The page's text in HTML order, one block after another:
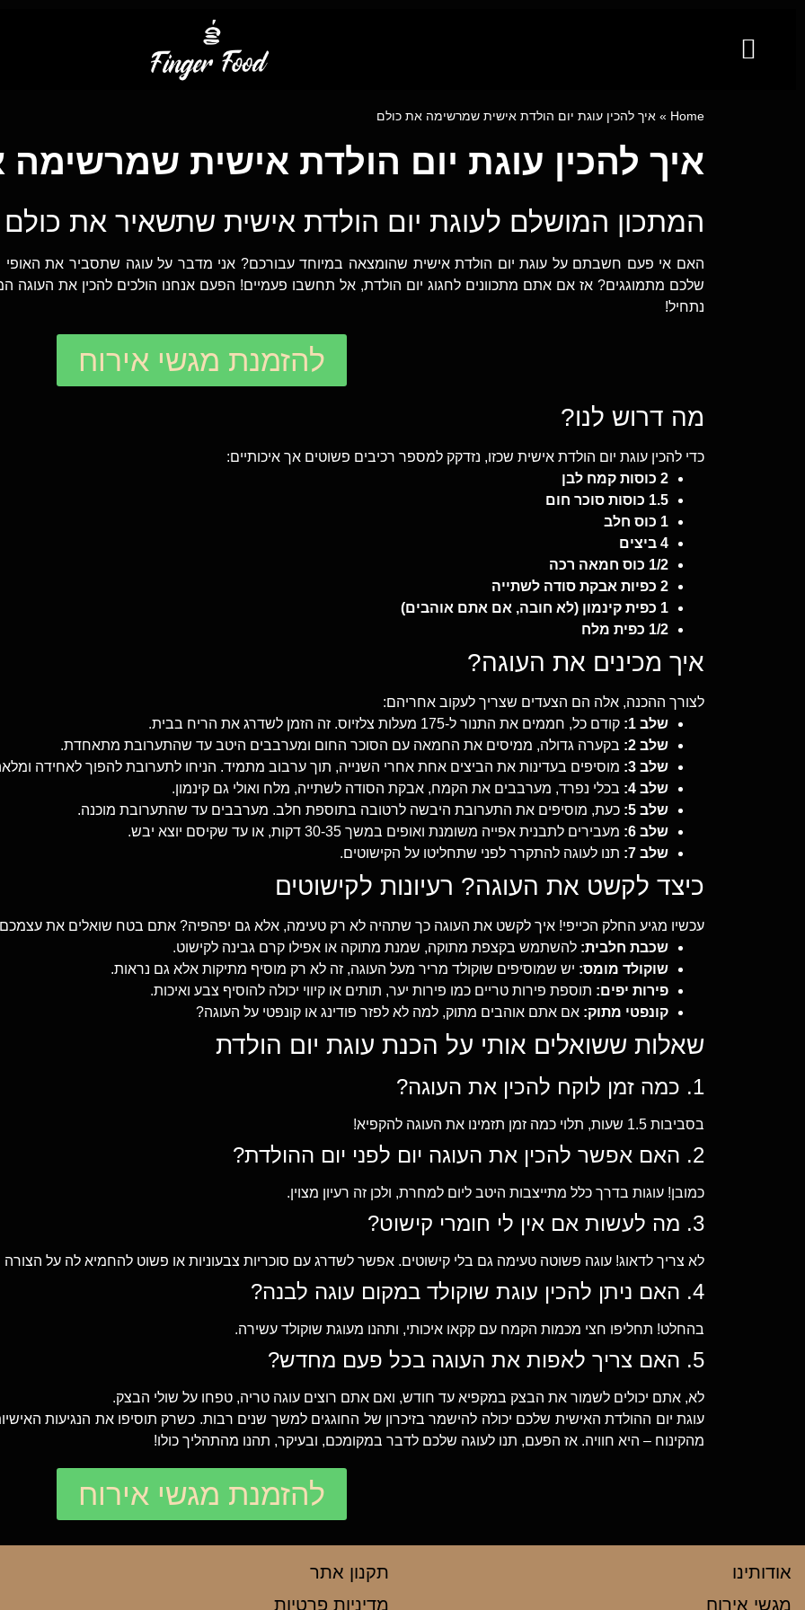
Home
» איך להכין עוגת יום הולדת אישית שמרשימה את כולם
איך להכין עוגת יום הולדת אישית
המתכון המושלם לעוגת יום הולדת אישית שתשאיר את כולם
האם אי פעם חשבתם על עוגת יום הולדת אישית שהומצאה במיוחד עבורכם? אני מדבר על עוגה שתסביר את האופי
שלכם מתמוגגים? אז אם אתם מתכוונים לחגוג יום הולדת, אל תחשבו פעמיים! הפעם אנחנו הולכים להכין את
נתחיל!
להזמנת מגשי אירוח
מה דרוש לנו?
כדי להכין עוגת יום הולדת אישית שכזו, נזדקק למספר רכיבים פשוטים אך איכותיים:
2 כוסות קמח לבן
1.5 כוסות סוכר חום
1 כוס חלב
4 ביצים
1/2 כוס חמאה רכה
2 כפיות אבקת סודה לשתייה
1 כפית קינמון (לא חובה, אם אתם אוהבים)
1/2 כפית מלח
איך מכינים את העוגה?
לצורך ההכנה, אלה הם הצעדים שצריך לעקוב אחריהם:
שלב 1:
קודם כל, חממים את התנור ל-175 מעלות צלזיוס. זה הזמן לשדרג את הריח בבית.
שלב 2:
בקערה גדולה, ממיסים את החמאה עם הסוכר החום ומערבבים היטב עד שהתערובת מתאחדת.
שלב 3:
מוסיפים בעדינות את הביצים אחת אחרי השנייה, תוך ערבוב מתמיד. הניחו לתערובת להפוך לאחידה
שלב 4:
בכלי נפרד, מערבבים את הקמח, אבקת הסודה לשתייה, מלח ואולי גם קינמון.
שלב 5:
כעת, מוסיפים את התערובת היבשה לרטובה בתוספת חלב. מערבבים עד שהתערובת מוכנה.
שלב 6:
מעבירים לתבנית אפייה משומנת ואופים במשך 30-35 דקות, או עד שקיסם יוצא יבש.
שלב 7:
תנו לעוגה להתקרר לפני שתחליטו על הקישוטים.
כיצד לקשט את העוגה? רעיונות לקישוטים
עכשיו מגיע החלק הכייפי! איך לקשט את העוגה כך שתהיה לא רק טעימה, אלא גם יפהפיה? אתם בטח שואלים את
שכבת חלבית: להשתמש בקצפת מתוקה, שמנת מתוקה או אפילו קרם גבינה לקישוט.
שוקולד מומס: יש שמוסיפים שוקולד מריר מעל העוגה, זה לא רק מוסיף מתיקות אלא גם נראות.
פירות יפים: תוספת פירות טריים כמו פירות יער, תותים או קיווי יכולה להוסיף צבע ואיכות.
קונפטי מתוק: אם אתם אוהבים מתוק, למה לא לפזר פודינג או קונפטי על העוגה?
שאלות ששואלים אותי על הכנת עוגת יום הולדת
1. כמה זמן לוקח להכין את העוגה?
בסביבות 1.5 שעות, תלוי כמה זמן תזמינו את העוגה להקפיא!
2. האם אפשר להכין את העוגה יום לפני יום ההולדת?
כמובן! עוגות בדרך כלל מתייצבות היטב ליום למחרת, ולכן זה רעיון מצוין.
3. מה לעשות אם אין לי חומרי קישוט?
לא צריך לדאוג! עוגה פשוטה טעימה גם בלי קישוטים. אפשר לשדרג עם סוכריות צבעוניות או פשוט להחמיא לה על
4. האם ניתן להכין עוגת שוקולד במקום עוגה לבנה?
בהחלט! תחליפו חצי מכמות הקמח עם קקאו איכותי, ותהנו מעוגת שוקולד עשירה.
5. האם צריך לאפות את העוגה בכל פעם מחדש?
לא, אתם יכולים לשמור את הבצק במקפיא עד חודש, ואם אתם רוצים עוגה טריה, טפחו על שולי הבצק.
עוגת יום ההולדת האישית שלכם יכולה להישמר בזיכרון של החוגגים למשך שנים רבות. כשרק תוסיפו את הנגיעות
מהקינוח – היא חוויה. אז הפעם, תנו לעוגה שלכם לדבר במקומכם, ובעיקר, תהנו מהתהליך כולו!
להזמנת מגשי אירוח
אודותינו
מגשי אירוח
תקנון אתר
מדיניות פרטיות